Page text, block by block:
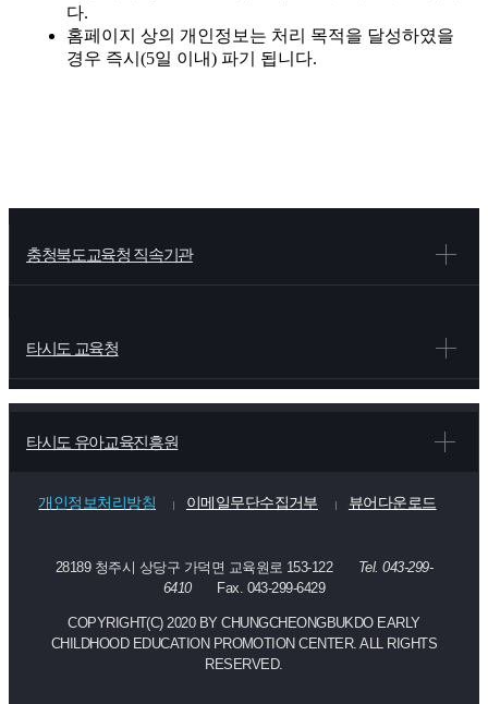
다.
홈페이지 상의 개인정보는 처리 목적을 달성하였을
경우 즉시(5일 이내) 파기 됩니다.
충청북도교육청 직속기관
타시도 교육청
타시도 유아교육진흥원
개인정보처리방침 이메일무단수집거부 뷰어다운로드
28189 청주시 상당구 가덕면 교육원로 153-122
Tel. 043-299-
6410
Fax. 043-299-6429
COPYRIGHT(C) 2020 BY CHUNGCHEONGBUKDO EARLY
CHILDHOOD EDUCATION PROMOTION CENTER. ALL RIGHTS
RESERVED.